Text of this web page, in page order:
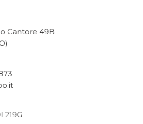
Cantore 49B